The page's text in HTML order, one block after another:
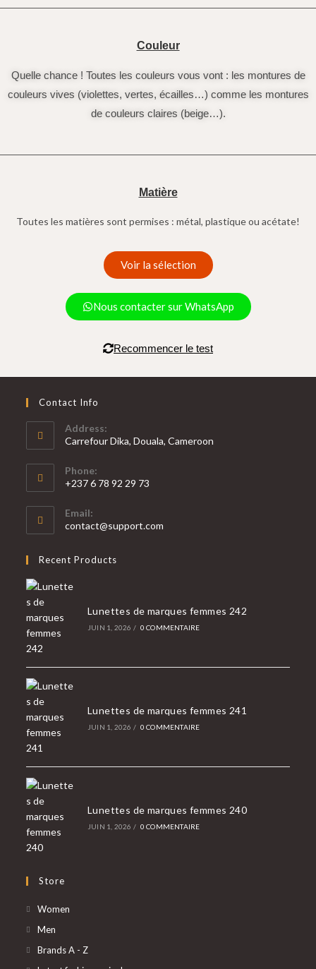
Couleur
Quelle chance ! Toutes les couleurs vous vont : les montures de
couleurs vives (violettes, vertes, écailles…) comme les montures
de couleurs claires (beige…).
Matière
Toutes les matières sont permises : métal, plastique ou acétate!
Voir la sélection
Nous contacter sur WhatsApp
Recommencer le test
Contact Info
Address:
Carrefour Dika, Douala, Cameroon
Phone:
+237 6 78 92 29 73
Email:
contact@support.com
Recent Products
Lunettes de marques femmes 242
JUIN 1, 2026 / 0 COMMENTAIRE
Lunettes de marques femmes 241
JUIN 1, 2026 / 0 COMMENTAIRE
Lunettes de marques femmes 240
JUIN 1, 2026 / 0 COMMENTAIRE
Store
Women
Men
Brands A - Z